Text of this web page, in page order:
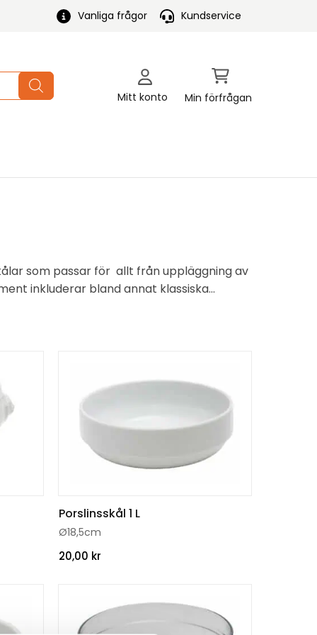
Vanliga frågor Kundservice
Mitt konto Min förfrågan
som passar för allt från uppläggning av
inkluderar bland annat klassiska
Porslinsskål 1 L
Ø18,5cm
20,00 kr